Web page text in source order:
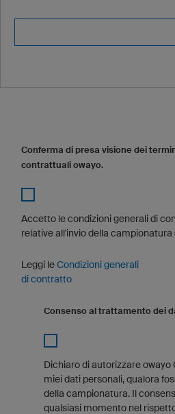
Conferma di presa visione dei
contrattuali owayo.
Accetto le condizioni generali di
relative all'invio della campionatura
Leggi leCondizioni generali
di contratto
Consenso al trattamento dei
Dichiaro di autorizzare
miei dati personali, qualora
della campionatura. Il
qualsiasi momento nel